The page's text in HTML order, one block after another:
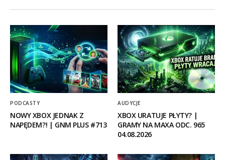
PODCASTY
NOWY XBOX JEDNAK Z
NAPĘDEM?! | GNM PLUS #713
AUDYCJE
XBOX URATUJE PŁYTY? |
GRAMY NA MAXA ODC. 965
04.08.2026